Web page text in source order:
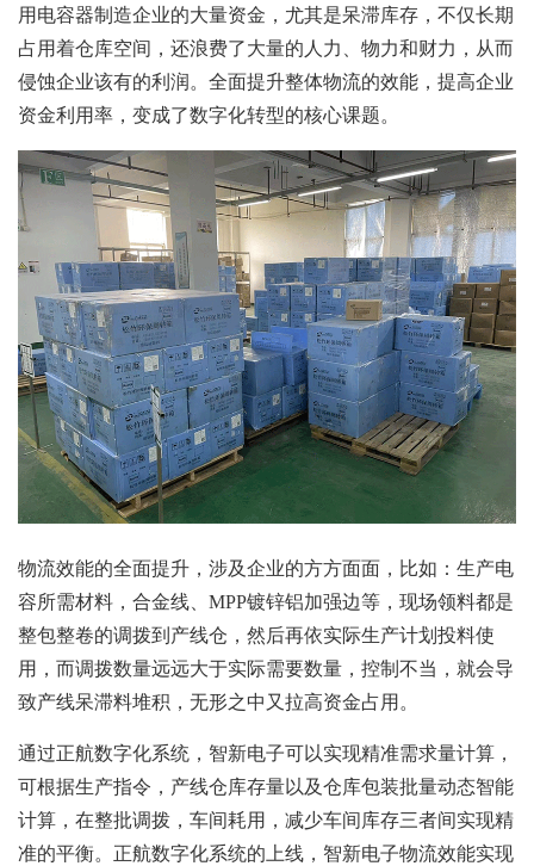
用电容器制造企业的大量资金，尤其是呆滞库存，不仅长期
占用着仓库空间，还浪费了大量的人力、物力和财力，从而
侵蚀企业该有的利润。全面提升整体物流的效能，提高企业
资金利用率，变成了数字化转型的核心课题。
物流效能的全面提升，涉及企业的方方面面，比如：生产电
容所需材料，合金线、MPP镀锌铝加强边等，现场领料都是
整包整卷的调拨到产线仓，然后再依实际生产计划投料使
用，而调拨数量远远大于实际需要数量，控制不当，就会导
致产线呆滞料堆积，无形之中又拉高资金占用。
通过正航数字化系统，智新电子可以实现精准需求量计算，
可根据生产指令，产线仓库存量以及仓库包装批量动态智能
计算，在整批调拨，车间耗用，减少车间库存三者间实现精
准的平衡。正航数字化系统的上线，智新电子物流效能实现